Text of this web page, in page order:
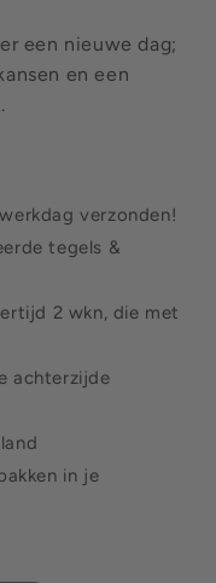
een nieuwe dag;
en een
verzonden!
tegels &
2 wkn, die met
achterzijde
in je